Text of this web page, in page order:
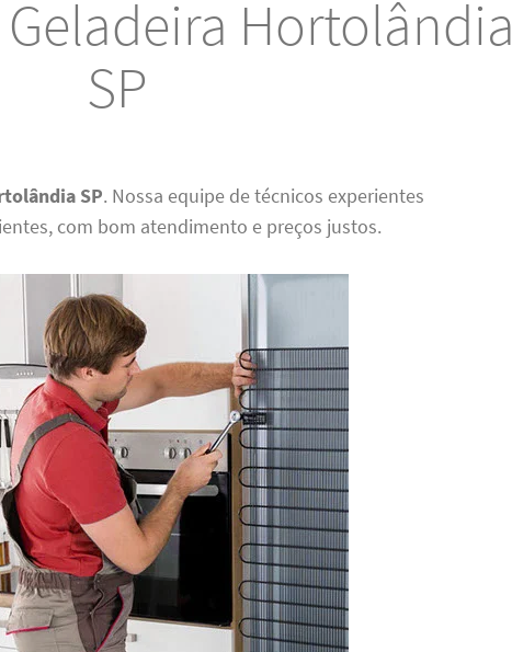
Hortolândia
SP
SP. Nossa equipe de técnicos experientes
com bom atendimento e preços justos.